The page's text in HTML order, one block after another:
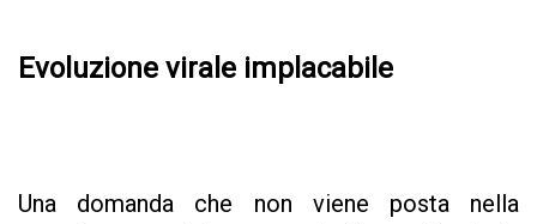
Evoluzione virale implacabile
Una domanda che non viene posta nella